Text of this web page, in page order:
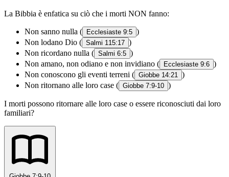
La Bibbia è enfatica su ciò che i morti NON fanno:
Non sanno nulla ( Ecclesiaste 9:5 )
Non lodano Dio ( Salmi 115:17 )
Non ricordano nulla ( Salmi 6:5 )
Non amano, non odiano e non invidiano ( Ecclesiaste 9:6 )
Non conoscono gli eventi terreni ( Giobbe 14:21
)
Non ritornano alle loro case ( Giobbe 7:9-10 )
I morti possono ritornare alle loro case o essere riconosciuti dai loro
familiari?